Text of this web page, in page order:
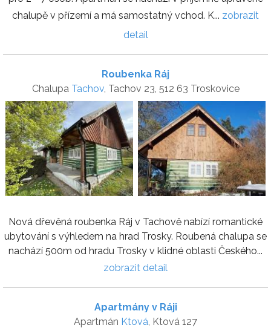
chalupě v přízemí a má samostatný vchod. K... zobrazit
detail
Roubenka Ráj
Chalupa Tachov, Tachov 23, 512 63 Troskovice
Nová dřevěná roubenka Ráj v Tachově nabízí romantické
ubytování s výhledem na hrad Trosky. Roubená chalupa se
nachází 500m od hradu Trosky v klidné oblasti Českého...
zobrazit detail
Apartmány v Ráji
Apartmán Ktová , Ktová 127